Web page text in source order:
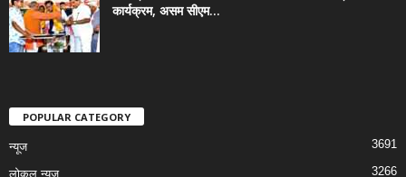
कार्यक्रम, असम सीएम...
POPULAR CATEGORY
न्यूज 3691
लोकल न्यूज 3266